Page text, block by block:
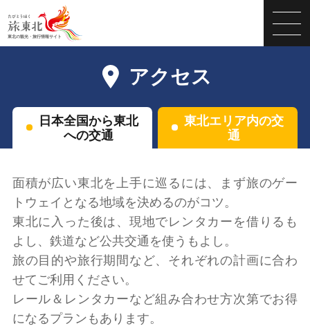
アクセス
日本全国から東北
への交通
東北エリア内の交
通
面積が広い東北を上手に巡るには、まず旅のゲー
トウェイとなる地域を決めるのがコツ。
東北に入った後は、現地でレンタカーを借りるも
よし、鉄道など公共交通を使うもよし。
旅の目的や旅行期間など、それぞれの計画に合わ
せてご利用ください。
レール＆レンタカーなど組み合わせ方次第でお得
になるプランもあります。